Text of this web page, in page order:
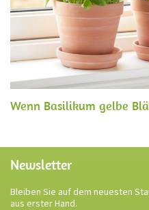
Wenn Basilikum gelbe
Newsletter
Bleiben Sie auf dem neuesten
aus erster Hand.